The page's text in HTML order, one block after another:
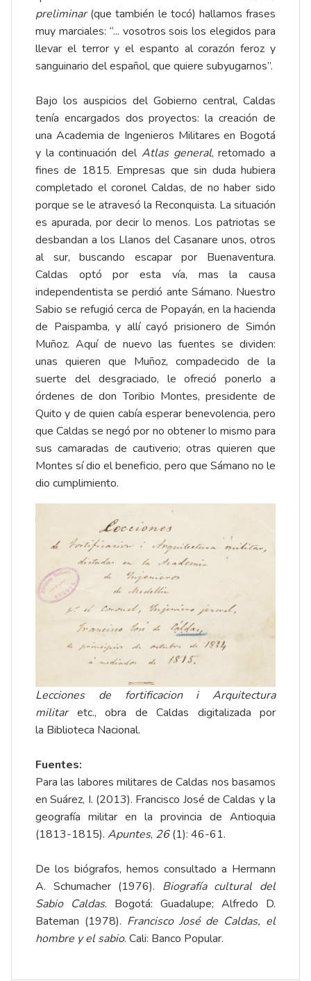
preliminar(que también le tocó) hallamos frases
muy marciales: “... vosotros sois los elegidos para
llevar el terror y el espanto al corazón feroz y
sanguinario del español, que quiere subyugarnos”.
Bajo los auspicios del Gobierno central, Caldas
tenía encargados dos proyectos: la creación de
una Academia de Ingenieros Militares en Bogotá
y la continuación del Atlas general, retomado a
fines de 1815. Empresas que sin duda hubiera
completado el coronel Caldas, de no haber sido
porque se le atravesó la Reconquista. La situación
es apurada, por decir lo menos. Los patriotas se
desbandan a los Llanos del Casanare unos, otros
al sur, buscando escapar por Buenaventura.
Caldas optó por esta vía, mas la causa
independentista se perdió ante Sámano. Nuestro
Sabio se refugió cerca de Popayán, en la hacienda
de Paispamba, y allí cayó prisionero de Simón
Muñoz. Aquí de nuevo las fuentes se dividen:
unas quieren que Muñoz, compadecido de la
suerte del desgraciado, le ofreció ponerlo a
órdenes de don Toribio Montes, presidente de
Quito y de quien cabía esperar benevolencia, pero
que Caldas se negó por no obtener lo mismo para
sus camaradas de cautiverio; otras quieren que
Montes sí dio el beneficio, pero que Sámano no le
dio cumplimiento.
Lecciones de fortificacion i Arquitectura
militar etc., obra de Caldas digitalizada por
la Biblioteca Nacional.
Fuentes:
Para las labores militares de Caldas nos basamos
en Suárez, I. (2013). Francisco José de Caldas y la
geografía militar en la provincia de Antioquia
(1813-1815). Apuntes, 26(1): 46-61.
De los biógrafos, hemos consultado a Hermann
A. Schumacher (1976). Biografía cultural del
Sabio Caldas. Bogotá: Guadalupe; Alfredo D.
Bateman (1978). Francisco José de Caldas, el
hombre y el sabio. Cali: Banco Popular.